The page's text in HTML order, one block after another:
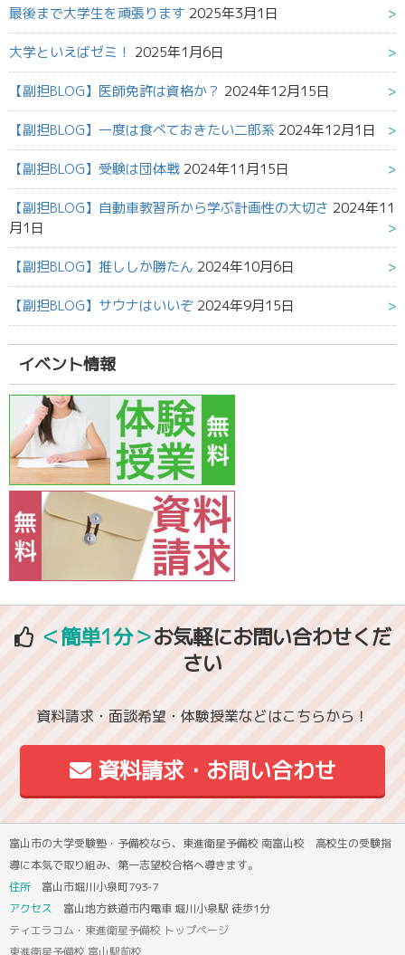
最後まで大学生を頑張ります 2025年3月1日
大学といえばゼミ！ 2025年1月6日
【副担BLOG】医師免許は資格か？ 2024年12月15日
【副担BLOG】一度は食べておきたい二郎系 2024年12月1日
【副担BLOG】受験は団体戦 2024年11月15日
【副担BLOG】自動車教習所から学ぶ計画性の大切さ 2024年11
月1日
【副担BLOG】推ししか勝たん 2024年10月6日
【副担BLOG】サウナはいいぞ 2024年9月15日
イベント情報
＜簡単1分＞お気軽にお問い合わせくだ
さい
資料請求・面談希望・体験授業などはこちらから！
資料請求・お問い合わせ
富山市の大学受験塾・予備校なら、東進衛星予備校 南富山校 高校生の受験指
導に本気で取り組み、第一志望校合格へ導きます。
住所 富山市堀川小泉町793-7
アクセス 富山地方鉄道市内電車 堀川小泉駅 徒歩1分
ティエラコム・東進衛星予備校 トップページ
東進衛星予備校 富山駅前校